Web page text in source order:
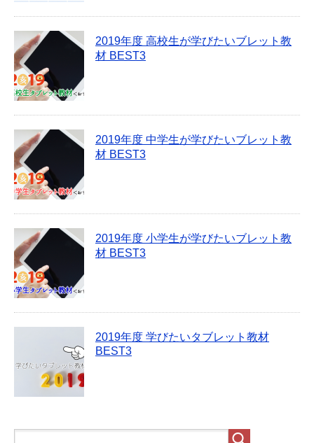
2019年度 高校生が学びたいブレット教
材 BEST3
2019年度 中学生が学びたいブレット教
材 BEST3
2019年度 小学生が学びたいブレット教
材 BEST3
2019年度 学びたいタブレット教材
BEST3